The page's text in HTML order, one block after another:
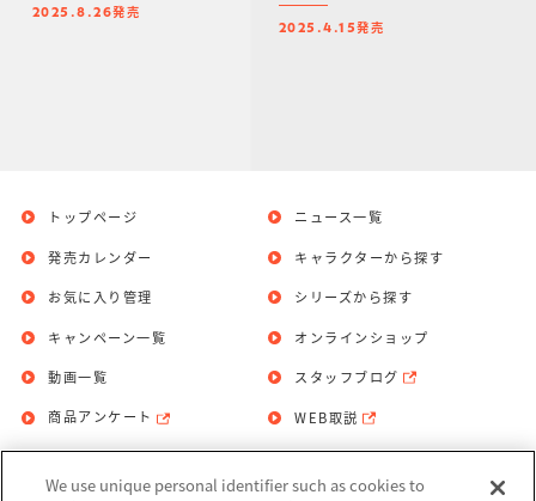
2025.8.26発売
2025.4.15発売
トップページ
発売カレンダー
お気に入り管理
ニュース一覧
キャラクターから探す
シリーズから探す
キャンペーン一覧
動画一覧
商品アンケート
オンラインショップ
スタッフブログ
WEB取説
We use unique personal identifier such as cookies to